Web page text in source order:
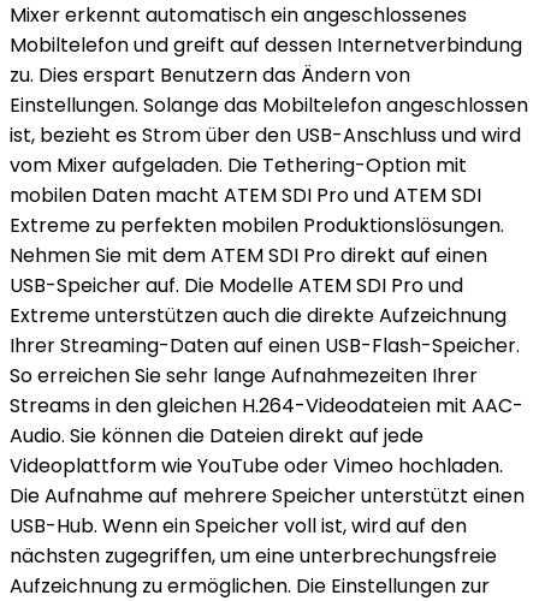
Mixer erkennt automatisch ein angeschlossenes
Mobiltelefon und greift auf dessen Internetverbindung
zu. Dies erspart Benutzern das Ändern von
Einstellungen. Solange das Mobiltelefon angeschlossen
ist, bezieht es Strom über den USB-Anschluss und wird
vom Mixer aufgeladen. Die Tethering-Option mit
mobilen Daten macht ATEM SDI Pro und ATEM SDI
Extreme zu perfekten mobilen Produktionslösungen.
Nehmen Sie mit dem ATEM SDI Pro direkt auf einen
USB-Speicher auf. Die Modelle ATEM SDI Pro und
Extreme unterstützen auch die direkte Aufzeichnung
Ihrer Streaming-Daten auf einen USB-Flash-Speicher.
So erreichen Sie sehr lange Aufnahmezeiten Ihrer
Streams in den gleichen H.264-Videodateien mit AAC-
Audio. Sie können die Dateien direkt auf jede
Videoplattform wie YouTube oder Vimeo hochladen.
Die Aufnahme auf mehrere Speicher unterstützt einen
USB-Hub. Wenn ein Speicher voll ist, wird auf den
nächsten zugegriffen, um eine unterbrechungsfreie
Aufzeichnung zu ermöglichen. Die Einstellungen zur